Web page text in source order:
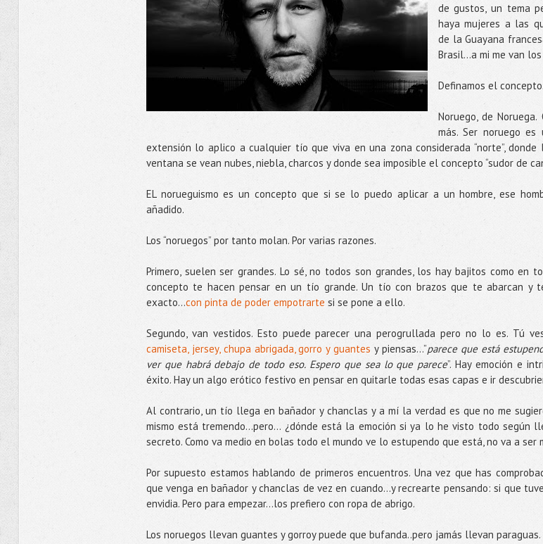
de gustos, un tema
haya mujeres a las
de la Guayana
Brasil…a mi me van
Definamos el concepto.
Noruego, de
más. Ser noruego
extensión lo aplico a cualquier tío que viva en una zona considerada “norte”,
ventana se vean nubes, niebla, charcos y donde sea imposible el concepto “sudor de
EL norueguismo es un concepto que si se lo puedo aplicar a un hombre, ese
añadido.
Los “noruegos” por tanto molan. Por varias razones.
Primero, suelen ser grandes. Lo sé, no todos son grandes, los hay bajitos como en
concepto te hacen pensar en un tío grande. Un tío con brazos que te abarcan y
exacto...con pinta de poder empotrarte si se pone a ello.
Segundo, van vestidos. Esto puede parecer una perogrullada pero no lo es. Tú
camiseta, jersey, chupa abrigada, gorro y guantes y piensas...”parece que está
ver que habrá debajo de todo eso. Espero que sea lo que parece”. Hay emoción e
éxito. Hay un algo erótico festivo en pensar en quitarle todas esas capas e ir
Al contrario, un tío llega en bañador y chanclas y a mí la verdad es que no me
mismo está tremendo...pero... ¿dónde está la emoción si ya lo he visto todo según
secreto. Como va medio en bolas todo el mundo ve lo estupendo que está, no va a ser
Por supuesto estamos hablando de primeros encuentros. Una vez que has
que venga en bañador y chanclas de vez en cuando…y recrearte pensando: si que
envidia. Pero para empezar...los prefiero con ropa de abrigo.
Los noruegos llevan guantes y gorroy puede que bufanda..pero jamás llevan paraguas.